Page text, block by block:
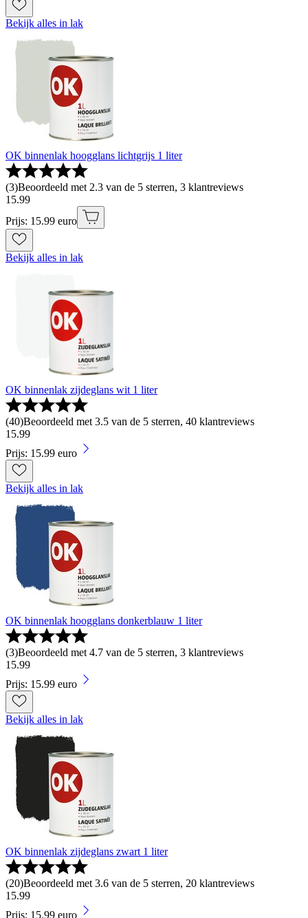
Bekijk alles in lak
OK binnenlak hoogglans lichtgrijs 1 liter
(3)Beoordeeld met 2.3 van de 5 sterren, 3 klantreviews
15.99
Prijs: 15.99 euro
Bekijk alles in lak
OK binnenlak zijdeglans wit 1 liter
(40)Beoordeeld met 3.5 van de 5 sterren, 40 klantreviews
15.99
Prijs: 15.99 euro
Bekijk alles in lak
OK binnenlak hoogglans donkerblauw 1 liter
(3)Beoordeeld met 4.7 van de 5 sterren, 3 klantreviews
15.99
Prijs: 15.99 euro
Bekijk alles in lak
OK binnenlak zijdeglans zwart 1 liter
(20)Beoordeeld met 3.6 van de 5 sterren, 20 klantreviews
15.99
Prijs: 15.99 euro